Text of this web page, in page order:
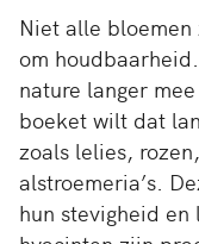
Niet alle
om
nature langer
boeket wilt dat
zoals lelies,
alstroemeria’s.
hun stevigheid en